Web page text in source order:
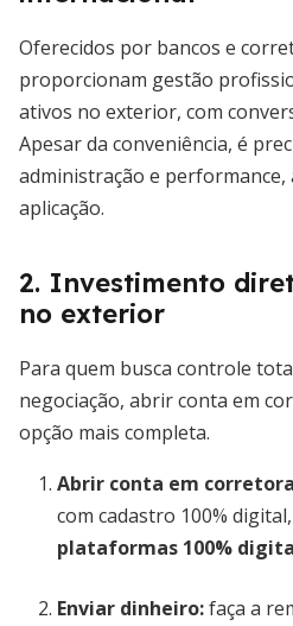
Oferecidos por bancos e
proporcionam gestão
ativos no exterior, com
Apesar da conveniência, é
administração e performance,
aplicação.
2. Investimento
no exterior
Para quem busca controle
negociação, abrir conta em
opção mais completa.
Abrir conta em
com cadastro 100%
plataformas 100%
Enviar dinheiro:faça a